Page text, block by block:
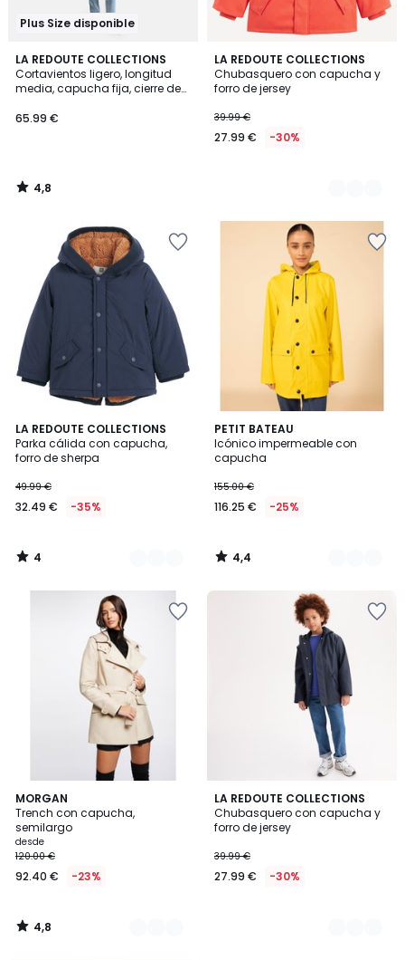
Plus Size disponible
LA REDOUTE COLLECTIONS
Cortavientos ligero, longitud
media, capucha fija, cierre de
65.99 €
4,8
/ 5
4,8
/
LA REDOUTE COLLECTIONS
Chubasquero con capucha y
forro de jersey
39.99 €
27.99 € -30%
3
Colores
LA REDOUTE COLLECTIONS
Parka cálida con capucha,
forro de sherpa
49.99 €
32.49 € -35%
4
/
5
2
Colores
4
/
PETIT BATEAU
Icónico impermeable con
capucha
155.00 €
116.25 € -25%
4,4
/ 5
3
Colores
4,4
/
MORGAN
Trench con capucha,
semilargo
desde
120.00 €
92.40 € -23%
4,8
/ 5
2
Colores
4,8
/
LA REDOUTE COLLECTIONS
Chubasquero con capucha y
forro de jersey
39.99 €
27.99 € -30%
3
Colores